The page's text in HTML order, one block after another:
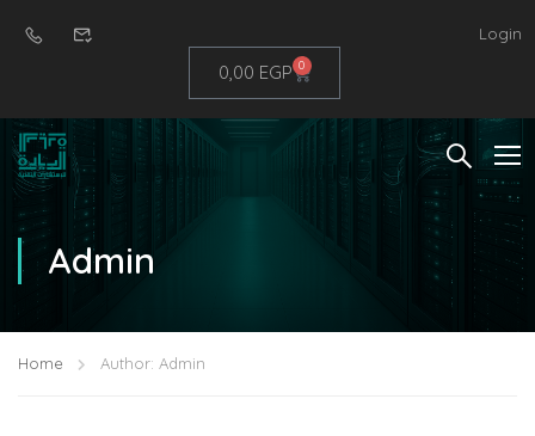
Login
0,00 EGP 0
Admin
Home Author: Admin